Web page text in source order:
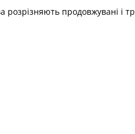
розрізняють продовжувані